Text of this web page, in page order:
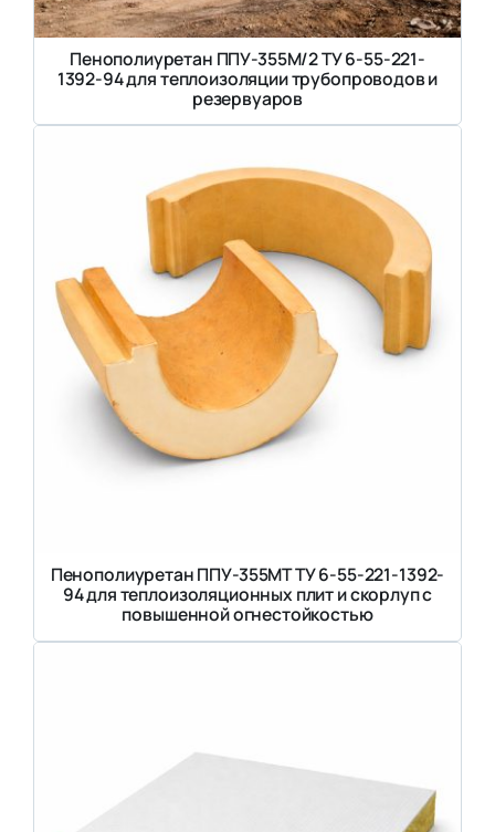
Пенополиуретан ППУ-355М/2 ТУ 6-55-221-
1392-94 для теплоизоляции трубопроводов и
резервуаров
Пенополиуретан ППУ-355МТ ТУ 6-55-221-1392-
94 для теплоизоляционных плит и скорлуп с
повышенной огнестойкостью